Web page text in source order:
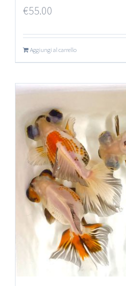
€55.00
Aggiungi al carrello